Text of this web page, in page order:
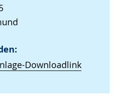
Downloadlink